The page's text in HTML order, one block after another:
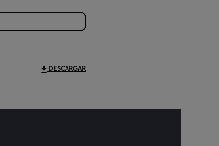
DESCARGAR